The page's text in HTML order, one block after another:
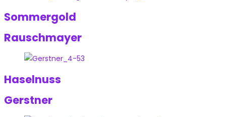
Sommergold
Rauschmayer
Haselnuss
Gerstner